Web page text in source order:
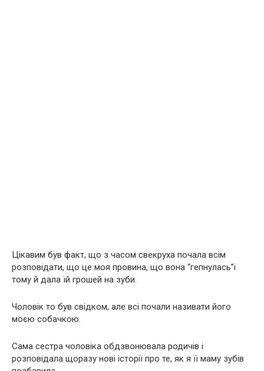
Цікавим був факт, що з часом свекруха почала всім
розповідати, що це моя провина, що вона “гепнулась”і
тому й дала їй грошей на зуби.
Чоловік то був свідком, але всі почали називати його
моєю собачкою.
Сама сестра чоловіка обдзвонювала родичів і
розповідала щоразу нові історії про те, як я її маму зубів